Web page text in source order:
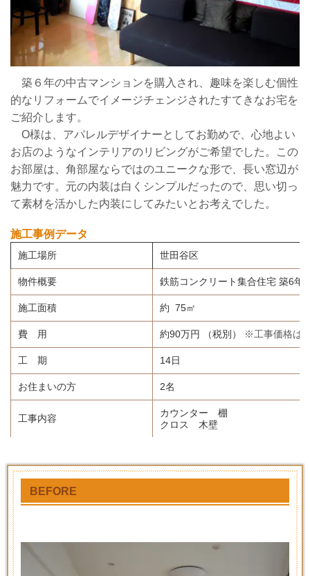
築６年の中古マンションを購入され、趣味を楽しむ個性
的なリフォームでイメージチェンジされたすてきなお宅を
ご紹介します。
O様は、アパレルデザイナーとしてお勤めで、心地よい
お店のようなインテリアのリビングがご希望でした。この
お部屋は、角部屋ならではのユニークな形で、長い窓辺が
魅力です。元の内装は白くシンプルだったので、思い切っ
て素材を活かした内装にしてみたいとお考えでした。
施工事例データ
施工場所 世田谷区
物件概要 鉄筋コンクリート集合住宅 築6年
施工面積 約 75㎡
費 用 約90万円 （税別） ※工事価格は
工 期 14日
お住まいの方 2名
工事内容
カウンター 棚
クロス 木壁
BEFORE